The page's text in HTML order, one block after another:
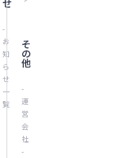
せ
-
お
知
ら
せ
一
覧
そ
の
他
-
運
営
会
社
-